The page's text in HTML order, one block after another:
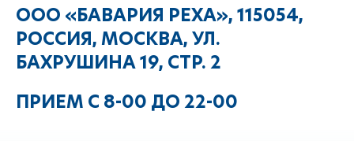
ООО «БАВАРИЯ РЕХА», 115054,
РОССИЯ, МОСКВА, УЛ.
БАХРУШИНА 19, СТР. 2
ПРИЕМ С 8-00 ДО 22-00